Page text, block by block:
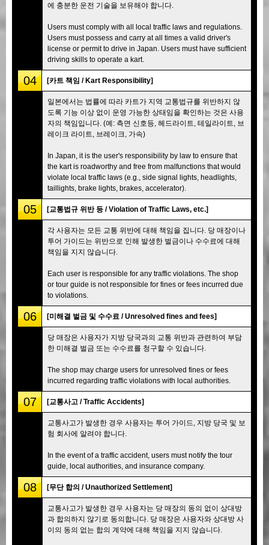
에 충분한 운전 기술을 보유해야 합니다.
Users must comply with all local traffic laws and regulations.
Users must possess and carry at all times a valid driver's
license or permit to drive in Japan. Users must have sufficient
driving skills to operate a kart.
04 [카트 책임 / Kart Responsibility]
일본에서는 법률에 따라 카트가 지역 교통법규를 위반하지 않
도록 기능 이상 없이 운영 가능한 상태임을 확인하는 것은 사용
자의 책임입니다. (예: 측면 신호등, 헤드라이트, 테일라이트, 브
레이크 라이트, 브레이크, 가속)
In Japan, it is the user's responsibility by law to ensure that
the kart is roadworthy and free from malfunctions that would
violate local traffic laws (e.g., side signal lights, headlights,
taillights, brake lights, brakes, accelerator).
05 [교통법규 위반 등 / Violation of Traffic Laws, etc.]
각 사용자는 모든 교통 위반에 대해 책임을 집니다. 당 매장이나
투어 가이드는 위반으로 인해 발생한 벌금이나 수수료에 대해
책임을 지지 않습니다.
Each user is responsible for any traffic violations. The shop
or tour guide is not responsible for fines or fees incurred due
to violations.
06 [미해결 벌금 및 수수료 / Unresolved fines and fees]
당 매장은 사용자가 지방 당국과의 교통 위반과 관련하여 부담
한 미해결 벌금 또는 수수료를 청구할 수 있습니다.
The shop may charge users for unresolved fines or fees
incurred regarding traffic violations with local authorities.
07 [교통사고 / Traffic Accidents]
교통사고가 발생한 경우 사용자는 투어 가이드, 지방 당국 및 보
험 회사에 알려야 합니다.
In the event of a traffic accident, users must notify the tour
guide, local authorities, and insurance company.
08 [무단 합의 / Unauthorized Settlement]
교통사고가 발생한 경우 사용자는 당 매장의 동의 없이 상대방
과 합의하지 않기로 동의합니다. 당 매장은 사용자와 상대방 사
이의 동의 없는 합의 계약에 대해 책임을 지지 않습니다.